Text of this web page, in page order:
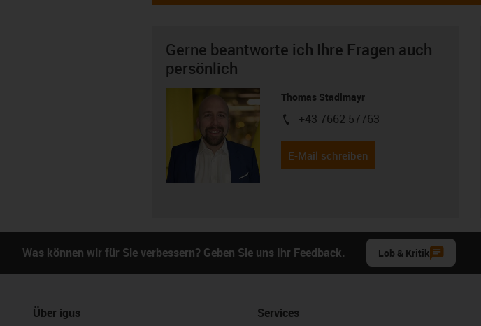
Gerne beantworte ich Ihre Fragen auch
persönlich
Thomas Stadlmayr
igus-icon-phone
+43 7662 57763
E-Mail schreiben
Was können wir für Sie verbessern? Geben Sie uns Ihr Feedback. Lob & Kritik
Über igus Services